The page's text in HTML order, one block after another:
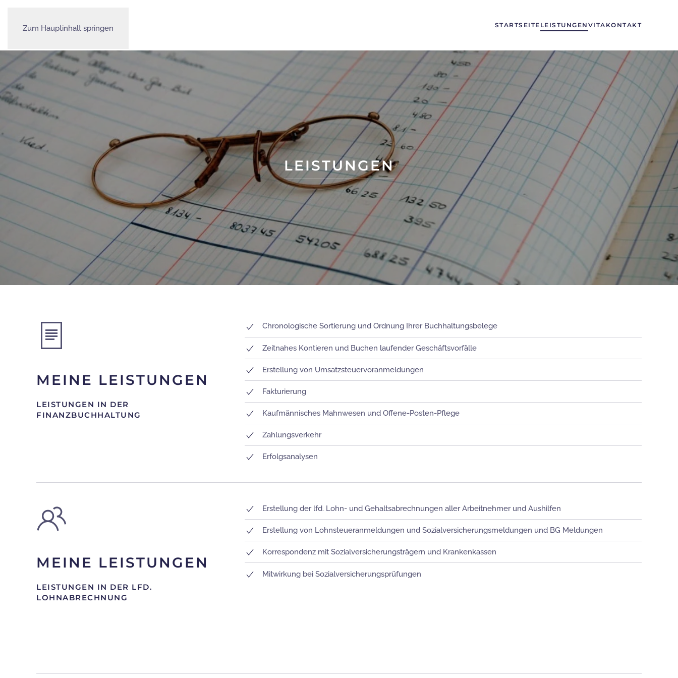
Zum Hauptinhalt springen STARTSEITE LEISTUNGEN VITA KONTAKT
LEISTUNGEN
MEINE LEISTUNGEN
LEISTUNGEN IN DER
FINANZBUCHHALTUNG
Chronologische Sortierung und Ordnung Ihrer Buchhaltungsbelege
Zeitnahes Kontieren und Buchen laufender Geschäftsvorfälle
Erstellung von Umsatzsteuervoranmeldungen
Fakturierung
Kaufmännisches Mahnwesen und Offene-Posten-Pflege
Zahlungsverkehr
Erfolgsanalysen
MEINE LEISTUNGEN
LEISTUNGEN IN DER LFD.
LOHNABRECHNUNG
Erstellung der lfd. Lohn- und Gehaltsabrechnungen aller Arbeitnehmer und Aushilfen
Erstellung von Lohnsteueranmeldungen und Sozialversicherungsmeldungen und BG Meldungen
Korrespondenz mit Sozialversicherungsträgern und Krankenkassen
Mitwirkung bei Sozialversicherungsprüfungen